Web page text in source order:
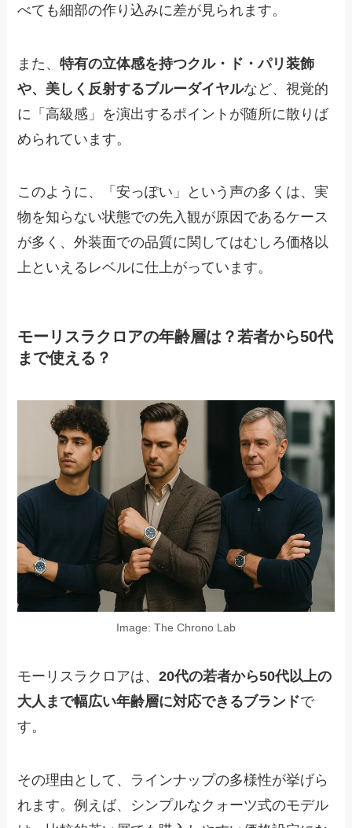
べても細部の作り込みに差が見られます。
また、特有の立体感を持つクル・ド・パリ装飾
や、美しく反射するブルーダイヤルなど、視覚的
に「高級感」を演出するポイントが随所に散りば
められています。
このように、「安っぽい」という声の多くは、実
物を知らない状態での先入観が原因であるケース
が多く、外装面での品質に関してはむしろ価格以
上といえるレベルに仕上がっています。
モーリスラクロアの年齢層は？若者から50代
まで使える？
Image: The Chrono Lab
モーリスラクロアは、20代の若者から50代以上の
大人まで幅広い年齢層に対応できるブランドで
す。
その理由として、ラインナップの多様性が挙げら
れます。例えば、シンプルなクォーツ式のモデル